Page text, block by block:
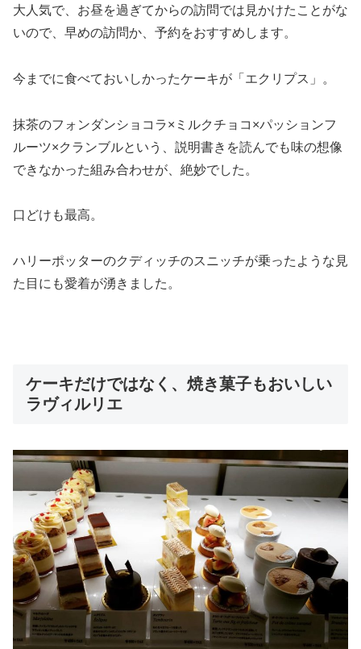
大人気で、お昼を過ぎてからの訪問では見かけたことがな
いので、早めの訪問か、予約をおすすめします。
今までに食べておいしかったケーキが「エクリプス」。
抹茶のフォンダンショコラ×ミルクチョコ×パッションフ
ルーツ×クランブルという、説明書きを読んでも味の想像
できなかった組み合わせが、絶妙でした。
口どけも最高。
ハリーポッターのクディッチのスニッチが乗ったような見
た目にも愛着が湧きました。
ケーキだけではなく、焼き菓子もおいしい
ラヴィルリエ